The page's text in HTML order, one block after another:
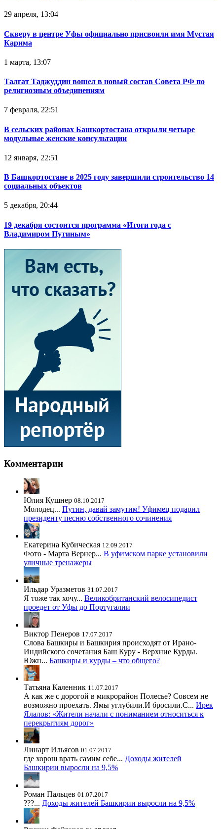
29 апреля, 13:04
Скверу в центре Уфы официально присвоили имя Мустая
Карима
1 марта, 13:07
Талгат Таджуддин вошел в новый состав Совета РФ по
религиозным объединениям
7 февраля, 22:51
В сельских районах Башкортостана открыли четыре
модульные женские консультации
12 января, 22:51
В Башкортостане в 2025 году завершили строительство 14
социальных объектов
5 декабря, 20:44
19 декабря состоится программа «Итоги года с
Владимиром Путиным»
Комментарии
Юлия Кушнер 08.10.2017
Молодец... Путин, давай замутим! Уфимец подарил
президенту песню собственного сочинения
Екатерина Кубическая 12.09.2017
Фото - Марта Вернер... В уфимском парке установили
уличные тренажеры
Ильдар Уразметов 31.07.2017
Я тоже так хочу... Великобританский велосипедист
проедет от Уфы до Португалии
Виктор Пенеров 17.07.2017
Слова Башкиры и Башкирия происходят от Ирано-
Индийского сочетания Баш Куру - Верхние Курды.
Южн... Башкиры и курды – что общего?
Татьяна Каленник 11.07.2017
А как же с дорогой в микрорайон Полесье? Совсем не
возможно проехать. Ямы углубили.И бросили.С... Ирек
Ялалов: «Жители начали с пониманием относиться к
перекрытиям дорог»
Линарт Ильясов 01.07.2017
где хорош врать самим себе... Доходы жителей
Башкирии выросли на 9,5%
Роман Пальцев 01.07.2017
???... Доходы жителей Башкирии выросли на 9,5%